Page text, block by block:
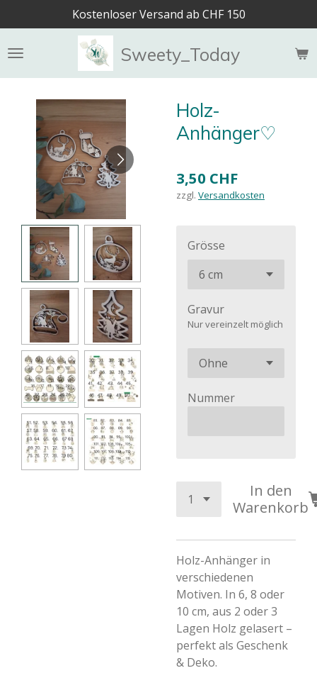
Hauptinhalt
springen
Sweety_Today
Kostenloser Versand ab CHF 150
Holz-
Anhänger♡
3,50 CHF
zzgl. Versandkosten
Grösse
Gravur
Nur vereinzelt möglich
Nummer
In den
Warenkorb
Holz-Anhänger in
verschiedenen
Motiven. In 6, 8 oder
10 cm, aus 2 oder 3
Lagen Holz gelasert –
perfekt als Geschenk
& Deko.